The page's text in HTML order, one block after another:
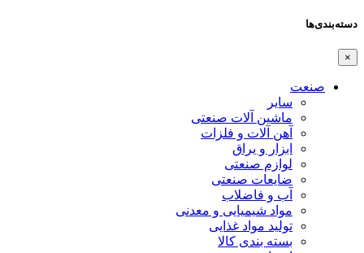
دسته‌بندی‌ها
×
صنعت
سایر
ماشین آلات صنعتی
آهن آلات و فلزات
ابزار و یراق
لوازم صنعتی
ضایعات صنعتی
آب و فاضلاب
مواد شیمیایی و معدنی
تولید مواد غذایی
بسته بندی کالا